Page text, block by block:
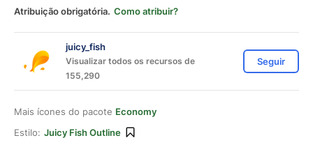
Atribuição obrigatória. Como atribuir?
juicy_fish
Visualizar todos os recursos de
155,290
Seguir
Mais ícones do pacote Economy
Estilo: Juicy Fish Outline